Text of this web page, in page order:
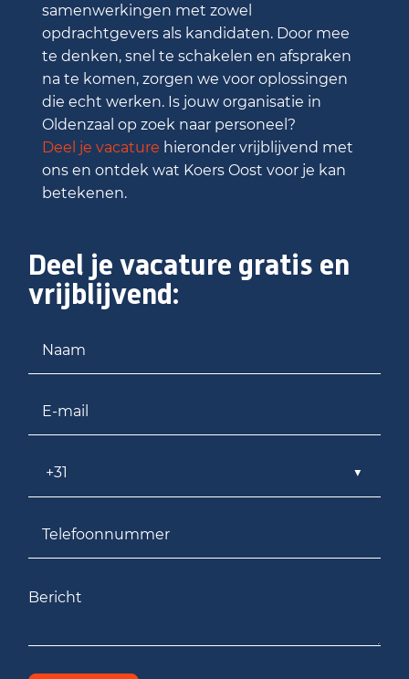
samenwerkingen met zowel
opdrachtgevers als kandidaten. Door mee
te denken, snel te schakelen en afspraken
na te komen, zorgen we voor oplossingen
die echt werken. Is jouw organisatie in
Oldenzaal op zoek naar personeel?
Deel je vacature hieronder vrijblijvend met
ons en ontdek wat Koers Oost voor je kan
betekenen.
Deel je vacature gratis en
vrijblijvend: